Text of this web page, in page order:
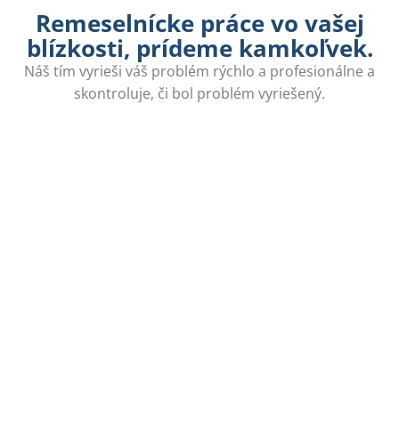
Remeselnícke práce vo vašej
blízkosti, prídeme kamkoľvek.
Náš tím vyrieši váš problém rýchlo a profesionálne a
skontroluje, či bol problém vyriešený.